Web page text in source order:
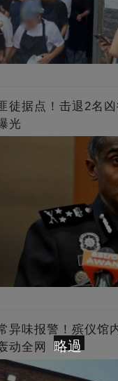
徒据点！击退2名
光
异味报警！殡仪馆
动全网
略過